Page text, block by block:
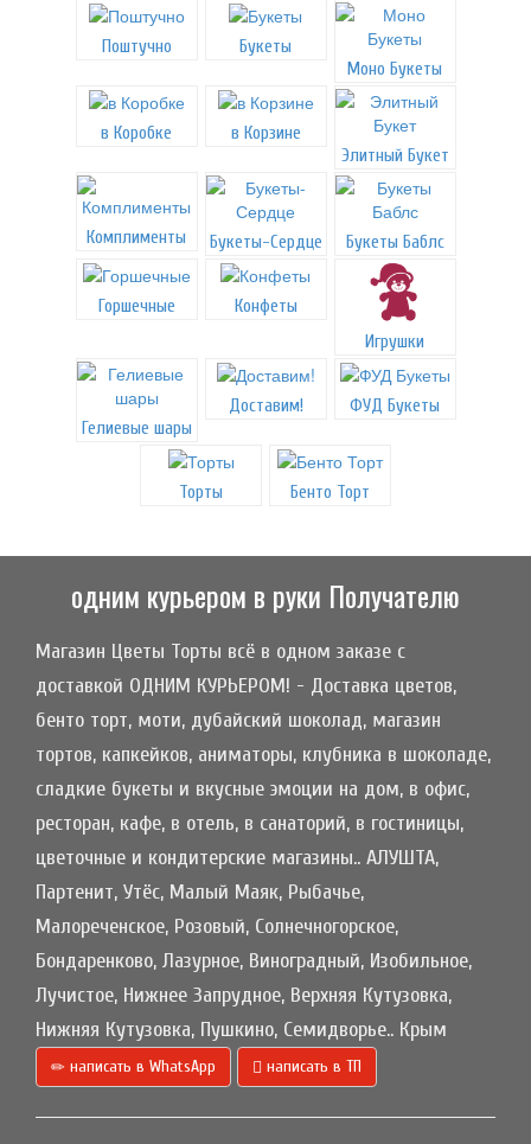
Поштучно
Букеты
Моно Букеты
в Коробке
в Корзине
Элитный Букет
Комплименты Букеты-Сердце Букеты Баблс
Горшечные
Конфеты
Игрушки
Гелиевые шары
Доставим! ФУД Букеты
Торты Бенто Торт
одним курьером в руки Получателю
Магазин Цветы Торты всё в одном заказе с
доставкой ОДНИМ КУРЬЕРОМ! - Доставка цветов,
бенто торт, моти, дубайский шоколад, магазин
тортов, капкейков, аниматоры, клубника в шоколаде,
сладкие букеты и вкусные эмоции на дом, в офис,
ресторан, кафе, в отель, в санаторий, в гостиницы,
цветочные и кондитерские магазины.. АЛУШТА,
Партенит, Утёс, Малый Маяк, Рыбачье,
Малореченское, Розовый, Солнечногорское,
Бондаренково, Лазурное, Виноградный, Изобильное,
Лучистое, Нижнее Запрудное, Верхняя Кутузовка,
Нижняя Кутузовка, Пушкино, Семидворье.. Крым
написать в WhatsApp написать в ТП